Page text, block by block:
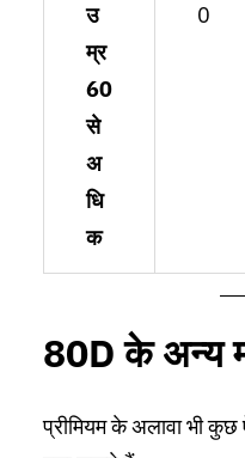
उ
म्र
60
से
अ
धि
क
0
80D के अन्य
प्रीमियम के अलावा भी